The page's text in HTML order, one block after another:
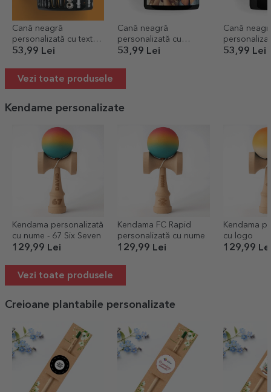
Cană neagră
personalizată cu text
pentru Mecanic
53,99 Lei
Cană neagră
personalizată cu
upload de o poză
53,99 Lei
Cană
poză și text
53,99 Lei
Vezi toate produsele
Kendame personalizate
Kendama personalizată
cu nume - 67 Six Seven
129,99 Lei
Kendama FC Rapid
personalizată cu nume
129,99 Lei
Kendama
cu logo
129,99
Vezi toate produsele
Creioane plantabile personalizate